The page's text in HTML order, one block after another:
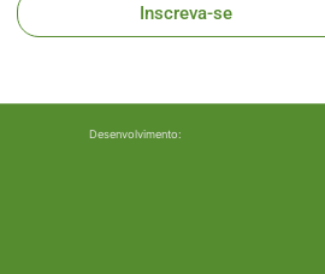
Inscreva-se
Desenvolvimento: